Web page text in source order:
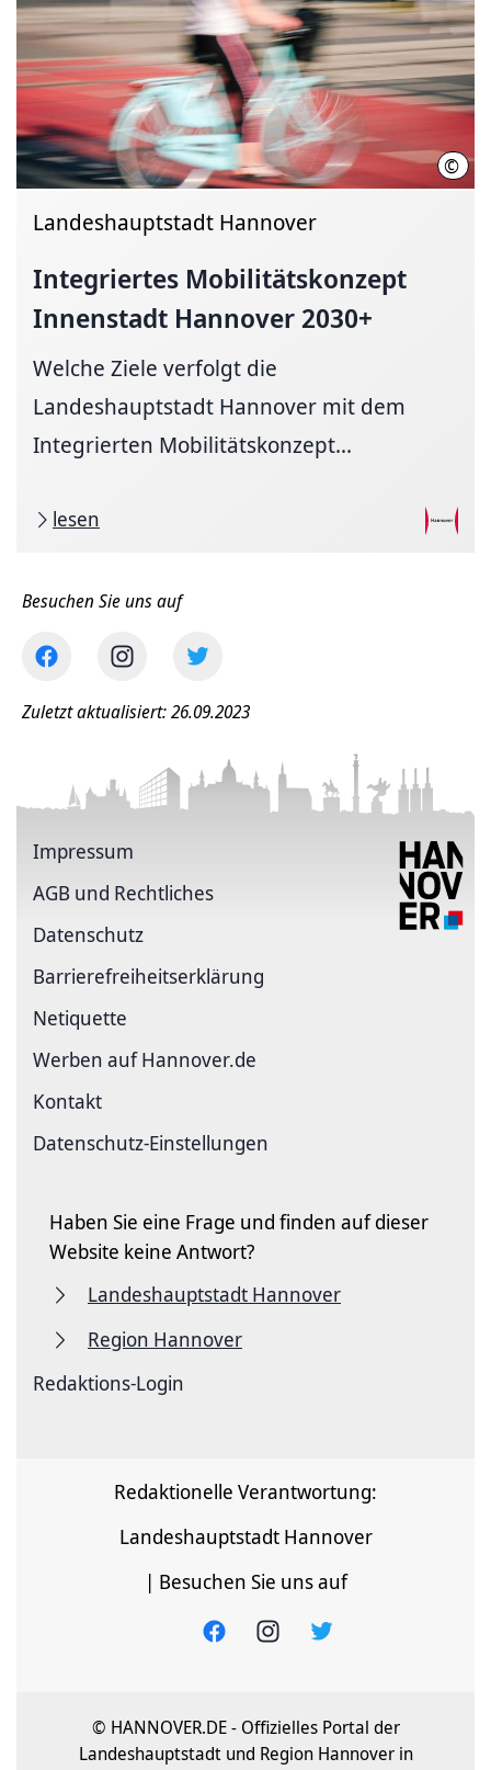
© Ole
Landeshauptstadt Hannover
Integriertes Mobilitätskonzept
Innenstadt Hannover 2030+
Welche Ziele verfolgt die
Landeshauptstadt Hannover mit dem
Integrierten Mobilitätskonzept...
lesen
Besuchen Sie uns auf
Zuletzt aktualisiert: 26.09.2023
Impressum
AGB und Rechtliches
Datenschutz
Barriere­freiheits­erklärung
Netiquette
Werben auf Hannover.de
Kontakt
Datenschutz-Einstellungen
Haben Sie eine Frage und finden auf dieser
Website keine Antwort?
Landeshauptstadt Hannover
Region Hannover
Redaktions-Login
Redaktionelle Verantwortung:
Landeshauptstadt Hannover
| Besuchen Sie uns auf
© HANNOVER.DE - Offizielles Portal der
Landeshauptstadt und Region Hannover in